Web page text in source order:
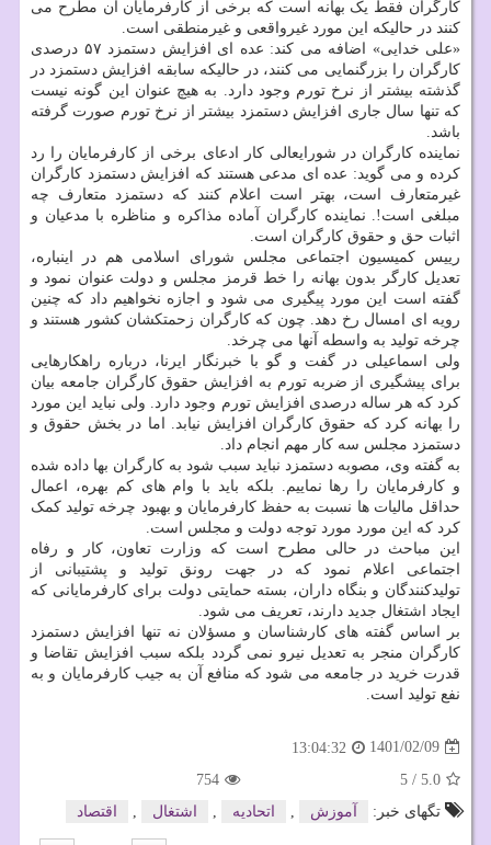
کارگران فقط یک بهانه است که برخی از کارفرمایان آن مطرح می
کنند در حالیکه این مورد غیرواقعی و غیرمنطقی است.
«علی خدایی» اضافه می کند: عده ای افزایش دستمزد ۵۷ درصدی
کارگران را بزرگنمایی می کنند، در حالیکه سابقه افزایش دستمزد در
گذشته بیشتر از نرخ تورم وجود دارد. به هیچ عنوان این گونه نیست
که تنها سال جاری افزایش دستمزد بیشتر از نرخ تورم صورت گرفته
باشد.
نماینده کارگران در شورایعالی کار ادعای برخی از کارفرمایان را رد
کرده و می گوید: عده ای مدعی هستند که افزایش دستمزد کارگران
غیرمتعارف است، بهتر است اعلام کنند که دستمزد متعارف چه
مبلغی است!. نماینده کارگران آماده مذاکره و مناظره با مدعیان و
اثبات حق و حقوق کارگران است.
رییس کمیسیون اجتماعی مجلس شورای اسلامی هم در اینباره،
تعدیل کارگر بدون بهانه را خط قرمز مجلس و دولت عنوان نمود و
گفته است این مورد پیگیری می شود و اجازه نخواهیم داد که چنین
رویه ای امسال رخ دهد. چون که کارگران زحمتکشان کشور هستند و
چرخه تولید به واسطه آنها می چرخد.
ولی اسماعیلی در گفت و گو با خبرنگار ایرنا، درباره راهکارهایی
برای پیشگیری از ضربه تورم به افزایش حقوق کارگران جامعه بیان
کرد که هر ساله درصدی افزایش تورم وجود دارد. ولی نباید این مورد
را بهانه کرد که حقوق کارگران افزایش نیابد. اما در بخش حقوق و
دستمزد مجلس سه کار مهم انجام داد.
به گفته وی، مصوبه دستمزد نباید سبب شود به کارگران بها داده شده
و کارفرمایان را رها نماییم. بلکه باید با وام های کم بهره، اعمال
حداقل مالیات ها نسبت به حفظ کارفرمایان و بهبود چرخه تولید کمک
کرد که این مورد مورد توجه دولت و مجلس است.
این مباحث در حالی مطرح است که وزارت تعاون، کار و رفاه
اجتماعی اعلام نمود که در جهت رونق تولید و پشتیبانی از
تولیدکنندگان و بنگاه داران، بسته حمایتی دولت برای کارفرمایانی که
ایجاد اشتغال جدید دارند، تعریف می شود.
بر اساس گفته های کارشناسان و مسؤلان نه تنها افزایش دستمزد
کارگران منجر به تعدیل نیرو نمی گردد بلکه سبب افزایش تقاضا و
قدرت خرید در جامعه می شود که منافع آن به جیب کارفرمایان و به
نفع تولید است.
1401/02/09
13:04:32
5.0
/
5
754
تگهای خبر:
آموزش , اتحادیه , اشتغال , اقتصاد